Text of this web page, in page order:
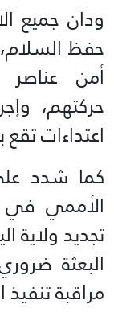
ودان جميع
حفظ
أمن عناصر
حركتهم،
اعتداءات
كما شدد
الأممي في
تجديد ولاية
البعثة
مراقبة تنفيذ